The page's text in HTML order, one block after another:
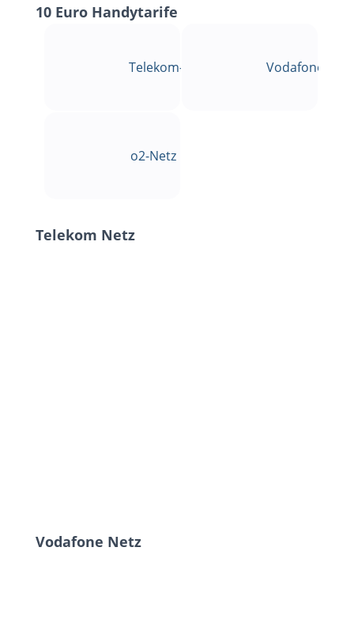
10 Euro Handytarife
Telekom-Netz Vodafone-Netz
o2-Netz
Telekom Netz
Vodafone Netz